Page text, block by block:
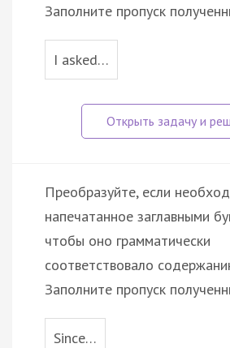
Заполните пропуск
I asked…
Преобразуйте, если
напечатанное заглавными
чтобы оно грамматически
соответствовало
Заполните пропуск
Since…